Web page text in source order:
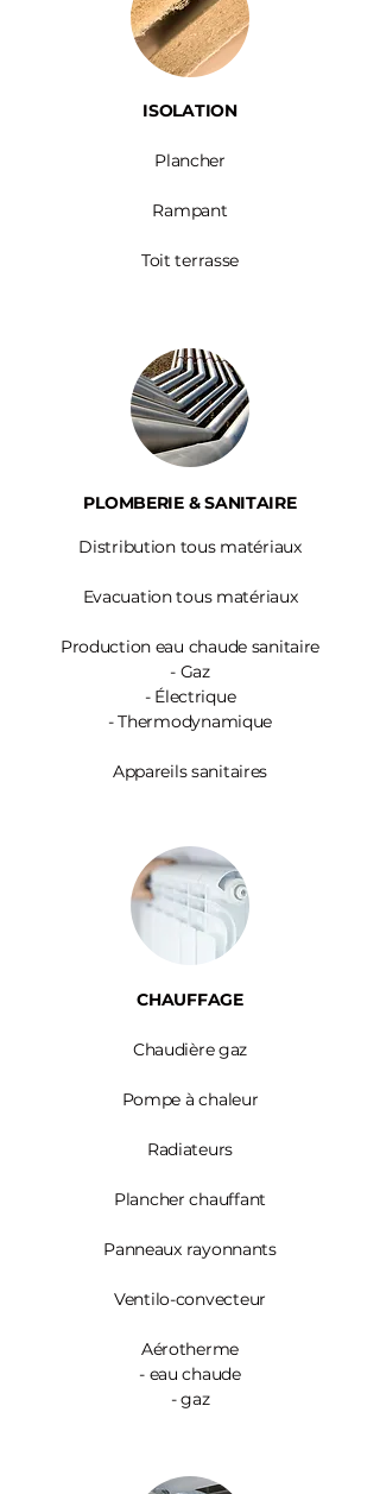
ISOLATION
Plancher
Rampant
Toit terrasse
PLOMBERIE & SANITAIRE
Distribution tous matériaux
Evacuation tous matériaux
Production eau chaude sanitaire
- Gaz
- Électrique
- Thermodynamique
Appareils sanitaires
CHAUFFAGE
Chaudière gaz
Pompe à chaleur
Radiateurs
Plancher chauffant
Panneaux rayonnants
Ventilo-convecteur
Aérotherme
- eau chaude
- gaz